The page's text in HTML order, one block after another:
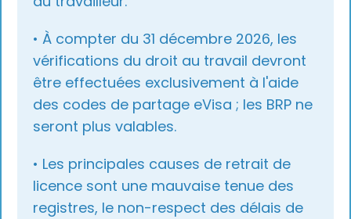
• À compter du 31 décembre 2026, les
vérifications du droit au travail devront
être effectuées exclusivement à l'aide
des codes de partage eVisa ; les BRP ne
seront plus valables.
• Les principales causes de retrait de
licence sont une mauvaise tenue des
registres, le non-respect des délais de